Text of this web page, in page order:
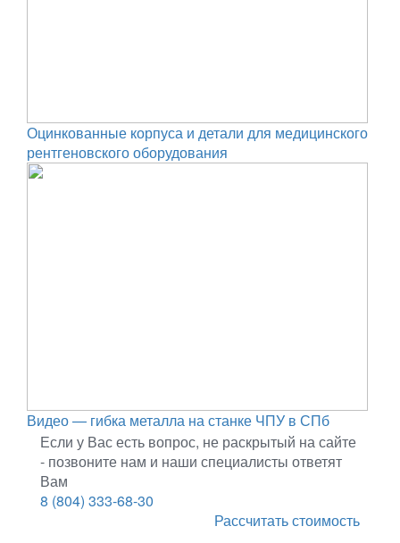
Оцинкованные корпуса и детали для медицинского
рентгеновского оборудования
Видео — гибка металла на станке ЧПУ в СПб
Если у Вас есть вопрос, не раскрытый на сайте
- позвоните нам и наши специалисты ответят
Вам
8 (804) 333-68-30
Рассчитать стоимость